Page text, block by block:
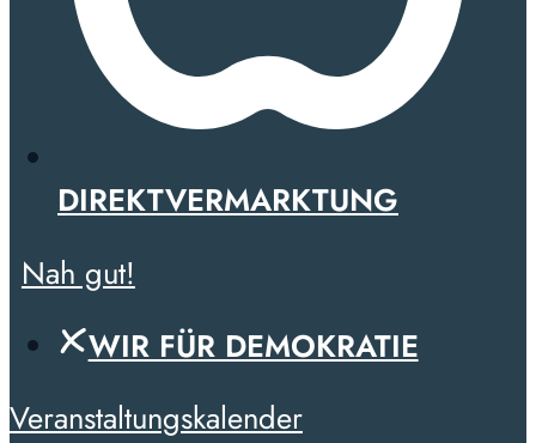
DIREKTVERMARKTUNG
Nah gut!
WIR FÜR DEMOKRATIE
Veranstaltungskalender